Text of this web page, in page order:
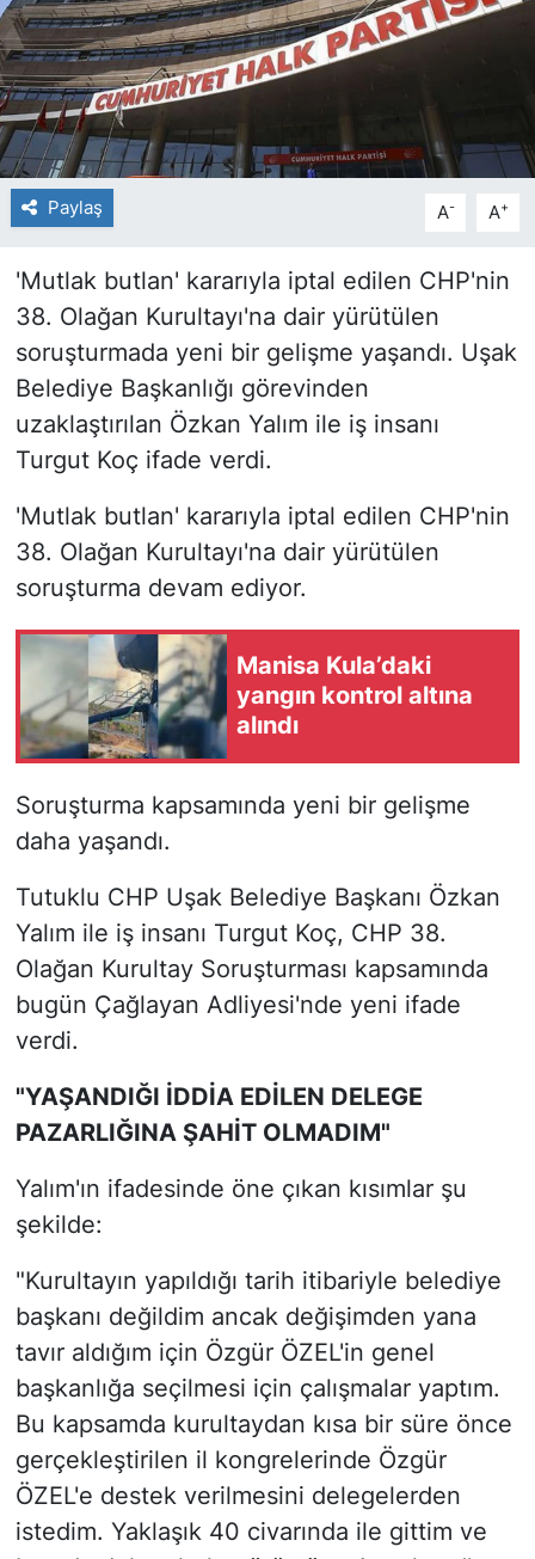
Paylaş A- A+
'Mutlak butlan' kararıyla iptal edilen CHP'nin
38. Olağan Kurultayı'na dair yürütülen
soruşturmada yeni bir gelişme yaşandı. Uşak
Belediye Başkanlığı görevinden
uzaklaştırılan Özkan Yalım ile iş insanı
Turgut Koç ifade verdi.
'Mutlak butlan' kararıyla iptal edilen CHP'nin
38. Olağan Kurultayı'na dair yürütülen
soruşturma devam ediyor.
Manisa Kula’daki
yangın kontrol altına
alındı
Soruşturma kapsamında yeni bir gelişme
daha yaşandı.
Tutuklu CHP Uşak Belediye Başkanı Özkan
Yalım ile iş insanı Turgut Koç, CHP 38.
Olağan Kurultay Soruşturması kapsamında
bugün Çağlayan Adliyesi'nde yeni ifade
verdi.
"YAŞANDIĞI İDDİA EDİLEN DELEGE
PAZARLIĞINA ŞAHİT OLMADIM"
Yalım'ın ifadesinde öne çıkan kısımlar şu
şekilde:
"Kurultayın yapıldığı tarih itibariyle belediye
başkanı değildim ancak değişimden yana
tavır aldığım için Özgür ÖZEL'in genel
başkanlığa seçilmesi için çalışmalar yaptım.
Bu kapsamda kurultaydan kısa bir süre önce
gerçekleştirilen il kongrelerinde Özgür
ÖZEL'e destek verilmesini delegelerden
istedim. Yaklaşık 40 civarında ile gittim ve